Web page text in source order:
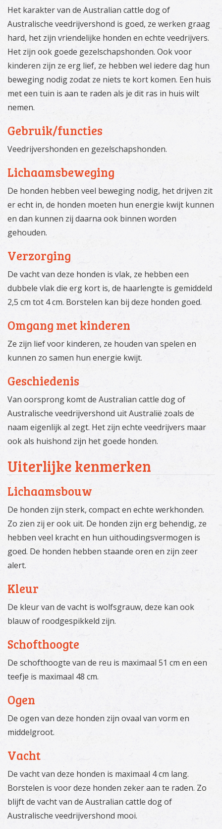
Het karakter van de Australian cattle dog of
Australische veedrijvershond is goed, ze werken graag
hard, het zijn vriendelijke honden en echte veedrijvers.
Het zijn ook goede gezelschapshonden. Ook voor
kinderen zijn ze erg lief, ze hebben wel iedere dag hun
beweging nodig zodat ze niets te kort komen. Een huis
met een tuin is aan te raden als je dit ras in huis wilt
nemen.
Gebruik/functies
Veedrijvershonden en gezelschapshonden.
Lichaamsbeweging
De honden hebben veel beweging nodig, het drijven zit
er echt in, de honden moeten hun energie kwijt kunnen
en dan kunnen zij daarna ook binnen worden
gehouden.
Verzorging
De vacht van deze honden is vlak, ze hebben een
dubbele vlak die erg kort is, de haarlengte is gemiddeld
2,5 cm tot 4 cm. Borstelen kan bij deze honden goed.
Omgang met kinderen
Ze zijn lief voor kinderen, ze houden van spelen en
kunnen zo samen hun energie kwijt.
Geschiedenis
Van oorsprong komt de Australian cattle dog of
Australische veedrijvershond uit Australië zoals de
naam eigenlijk al zegt. Het zijn echte veedrijvers maar
ook als huishond zijn het goede honden.
Uiterlijke kenmerken
Lichaamsbouw
De honden zijn sterk, compact en echte werkhonden.
Zo zien zij er ook uit. De honden zijn erg behendig, ze
hebben veel kracht en hun uithoudingsvermogen is
goed. De honden hebben staande oren en zijn zeer
alert.
Kleur
De kleur van de vacht is wolfsgrauw, deze kan ook
blauw of roodgespikkeld zijn.
Schofthoogte
De schofthoogte van de reu is maximaal 51 cm en een
teefje is maximaal 48 cm.
Ogen
De ogen van deze honden zijn ovaal van vorm en
middelgroot.
Vacht
De vacht van deze honden is maximaal 4 cm lang.
Borstelen is voor deze honden zeker aan te raden. Zo
blijft de vacht van de Australian cattle dog of
Australische veedrijvershond mooi.